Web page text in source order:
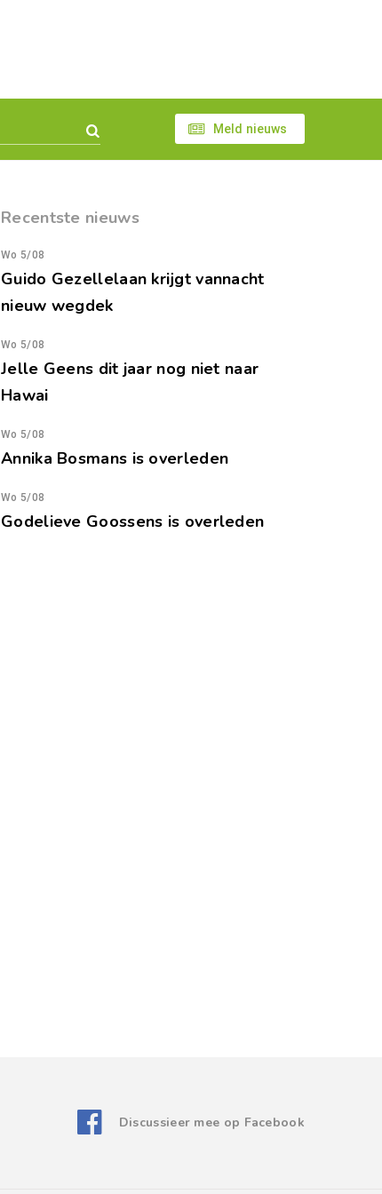
Meld nieuws
Recentste nieuws
Wo 5/08
Guido Gezellelaan krijgt vannacht
nieuw wegdek
Wo 5/08
Jelle Geens dit jaar nog niet naar
Hawai
Wo 5/08
Annika Bosmans is overleden
Wo 5/08
Godelieve Goossens is overleden
Discussieer mee op Facebook